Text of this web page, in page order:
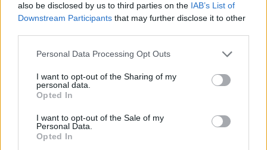
also be disclosed by us to third parties on the IAB’s List of
Downstream Participants that may further disclose it to other
Please note that this website/app uses one or more Google
not limited to your visit or usage behaviour. You may click to
grant or deny consent to Google and its third-party tags to
use your data for below specified purposes in below Google
consent section.
Personal Data Processing Opt Outs
I want to opt-out of the Sharing of my
personal data.
Opted In
I want to opt-out of the Sale of my
Personal Data.
Opted In
o
o
k
r st A
p
p
NOTIZIE RECENTI
Salvini al concerto per De Andrè, la nipote: “Mio
nonno gli avrebbe chiesto che cazzo ci faceva”
Stop ai cantieri privati a Olbia, nuove regole